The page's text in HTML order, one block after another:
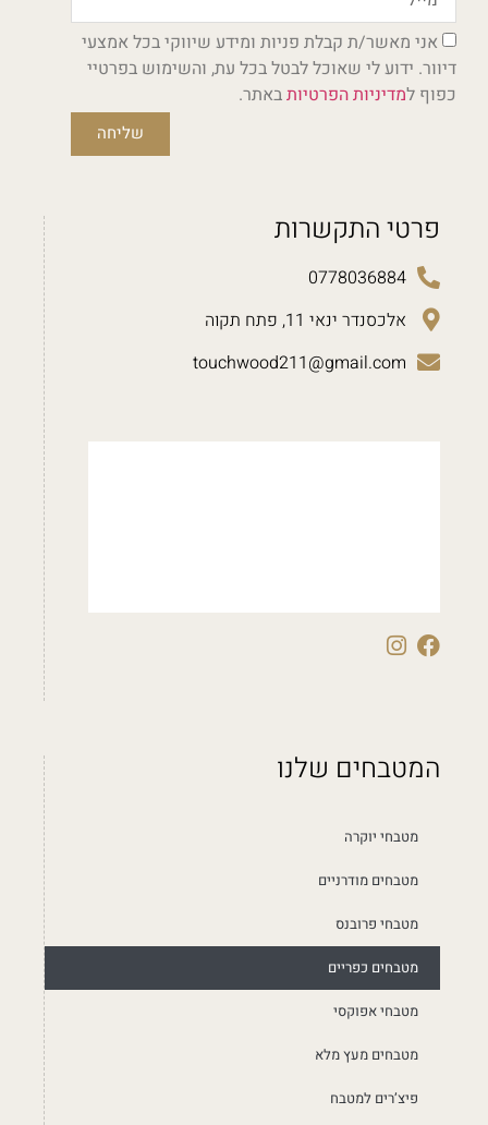
אני מאשר/ת קבלת פניות ומידע שיווקי בכל אמצעי
דיוור. ידוע לי שאוכל לבטל בכל עת, והשימוש בפרטיי
כפוף למדיניות הפרטיותבאתר.
שליחה
פרטי התקשרות
0778036884
אלכסנדר ינאי 11, פתח תקוה
touchwood211@gmail.com
המטבחים שלנו
מטבחי יוקרה
מטבחים מודרניים
מטבחי פרובנס
מטבחים כפריים
מטבחי אפוקסי
מטבחים מעץ מלא
פיצ’רים למטבח